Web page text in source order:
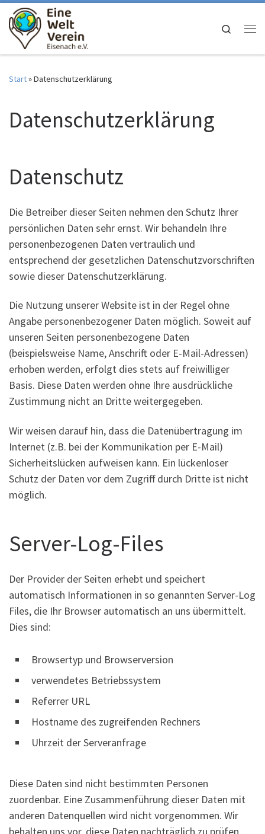
Zum Inhalt springen
Search
Start»Datenschutzerklärung
Datenschutzerklärung
Datenschutz
Die Betreiber dieser Seiten nehmen den Schutz Ihrer
persönlichen Daten sehr ernst. Wir behandeln Ihre
personenbezogenen Daten vertraulich und
entsprechend der gesetzlichen Datenschutzvorschriften
sowie dieser Datenschutzerklärung.
Die Nutzung unserer Website ist in der Regel ohne
Angabe personenbezogener Daten möglich. Soweit auf
unseren Seiten personenbezogene Daten
(beispielsweise Name, Anschrift oder E-Mail-Adressen)
erhoben werden, erfolgt dies stets auf freiwilliger
Basis. Diese Daten werden ohne Ihre ausdrückliche
Zustimmung nicht an Dritte weitergegeben.
Wir weisen darauf hin, dass die Datenübertragung im
Internet (z.B. bei der Kommunikation per E-Mail)
Sicherheitslücken aufweisen kann. Ein lückenloser
Schutz der Daten vor dem Zugriff durch Dritte ist nicht
möglich.
Server-Log-Files
Der Provider der Seiten erhebt und speichert
automatisch Informationen in so genannten Server-Log
Files, die Ihr Browser automatisch an uns übermittelt.
Dies sind:
Browsertyp und Browserversion
verwendetes Betriebssystem
Referrer URL
Hostname des zugreifenden Rechners
Uhrzeit der Serveranfrage
Diese Daten sind nicht bestimmten Personen
zuordenbar. Eine Zusammenführung dieser Daten mit
anderen Datenquellen wird nicht vorgenommen. Wir